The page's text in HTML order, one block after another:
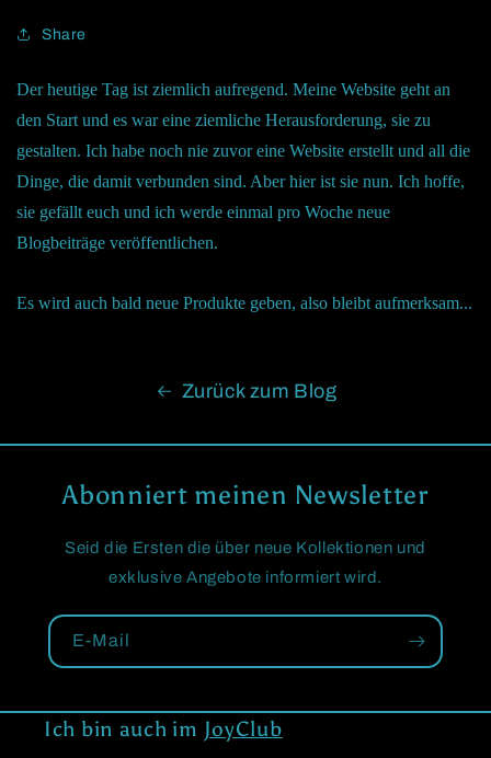
Share
Der heutige Tag ist ziemlich aufregend. Meine Website geht an
den Start und es war eine ziemliche Herausforderung, sie zu
gestalten. Ich habe noch nie zuvor eine Website erstellt und all die
Dinge, die damit verbunden sind. Aber hier ist sie nun. Ich hoffe,
sie gefällt euch und ich werde einmal pro Woche neue
Blogbeiträge veröffentlichen.
Es wird auch bald neue Produkte geben, also bleibt aufmerksam...
Zurück zum Blog
Abonniert meinen Newsletter
Seid die Ersten die über neue Kollektionen und
exklusive Angebote informiert wird.
E-Mail
Ich bin auch im JoyClub